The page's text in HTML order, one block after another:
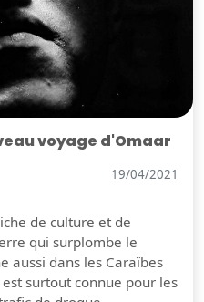
voyage d'Omaar
19/04/2021
de culture et de
qui surplombe le
aussi dans les Caraïbes
surtout connue pour les